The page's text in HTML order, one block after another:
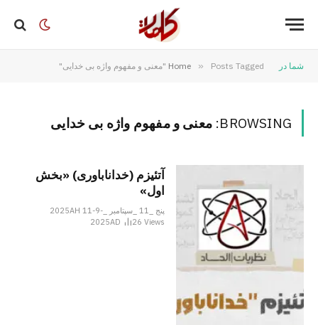
شما در Home » Posts Tagged "معنی و مفهوم واژه بی خدایی"
BROWSING: معنی و مفهوم واژه بی خدایی
آتئیزم (خداناباوری) «بخش
اول»
پنج _11 _سپتامبر _2025AH 11-9-
2025AD
26Views